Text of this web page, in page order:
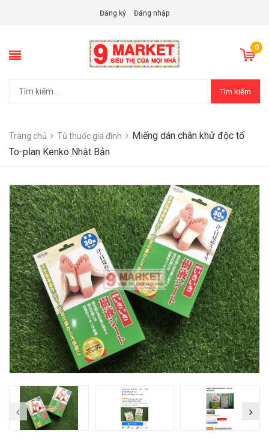
Đăng ký Đăng nhập
0
Tìm kiếm
Trang chủ Tủ thuốc gia đình
Miếng dán chân khử độc tố
To-plan Kenko Nhật Bản